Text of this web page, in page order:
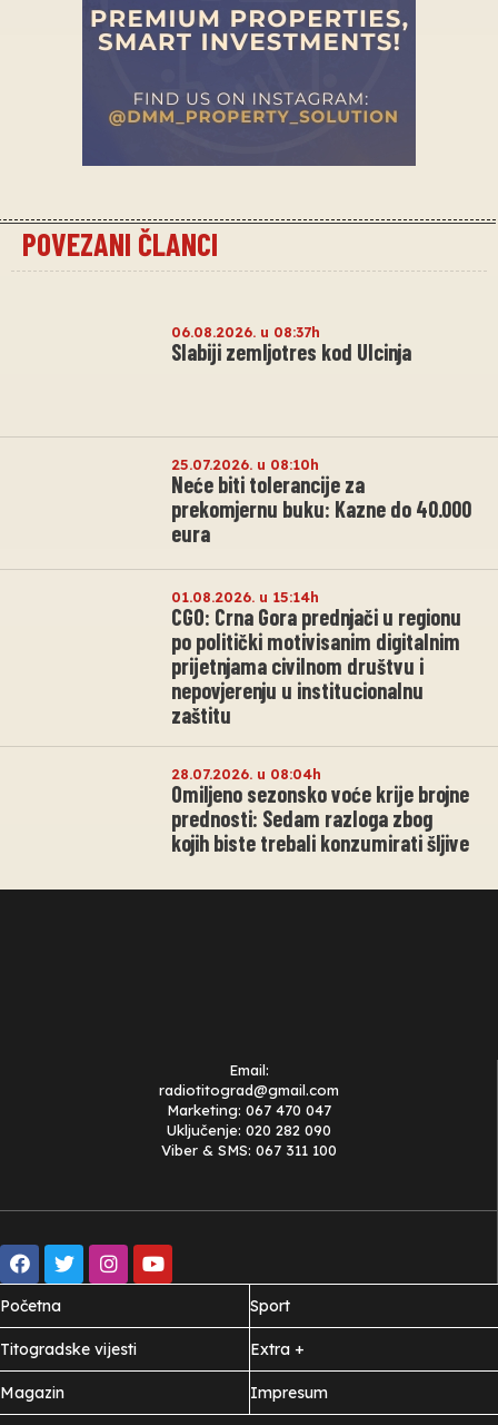
POVEZANI ČLANCI
06.08.2026. u 08:37h
Slabiji zemljotres kod Ulcinja
25.07.2026. u 08:10h
Neće biti tolerancije za
prekomjernu buku: Kazne do 40.000
eura
01.08.2026. u 15:14h
CGO: Crna Gora prednjači u regionu
po politički motivisanim digitalnim
prijetnjama civilnom društvu i
nepovjerenju u institucionalnu
zaštitu
28.07.2026. u 08:04h
Omiljeno sezonsko voće krije brojne
prednosti: Sedam razloga zbog
kojih biste trebali konzumirati šljive
Email:
radiotitograd@gmail.com
Marketing: 067 470 047
Uključenje: 020 282 090
Viber & SMS: 067 311 100
Početna
Titogradske vijesti
Magazin
Sport
Extra +
Impresum